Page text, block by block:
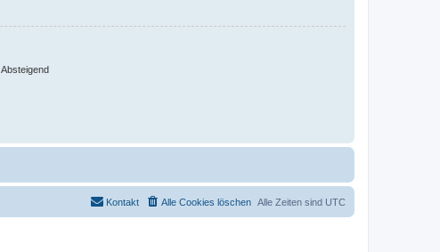
Absteigend
Alle Zeiten sind UTC
Alle Cookies löschen
Kontakt